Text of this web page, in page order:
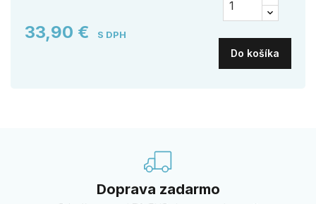
33,90 € S DPH
Do košíka
Doprava zadarmo